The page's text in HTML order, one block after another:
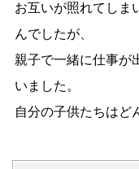
お互いが照れてしま
んでしたが、
親子で一緒に仕事が
いました。
自分の子供たちはど